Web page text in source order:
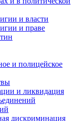
и власти
и праве
и полицейское
и ликвидация
дискриминация